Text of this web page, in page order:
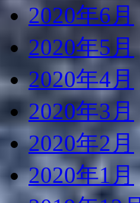
2020年6月
2020年5月
2020年4月
2020年3月
2020年2月
2020年1月